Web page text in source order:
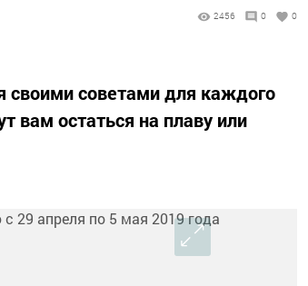
2456 0 0
советами для каждого
вам остаться на плаву или